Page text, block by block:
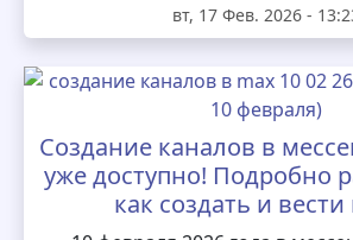
вт, 17 Фев. 2026 -
Создание каналов в
уже доступно! Подробно
как создать и вести